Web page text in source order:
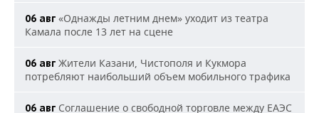
06 авг «Однажды летним днем» уходит из театра
Камала после 13 лет на сцене
06 авг Жители Казани, Чистополя и Кукмора
потребляют наибольший объем мобильного трафика
06 авг Соглашение о свободной торговле между ЕАЭС